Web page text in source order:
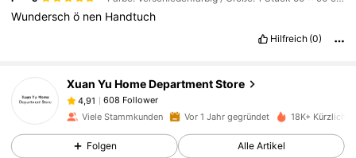
Wunderschö nen Handtuch
Hilfreich (0)
Xuan Yu Home Department Store
4,91
608 Follower
s***aist Vor 1 Taggefolgt
4,91
608 Follower
4,91
Viele Stammkunden Vor 1 Jahr gegründet 18K+ Kürzlich
Folgen Alle Artikel